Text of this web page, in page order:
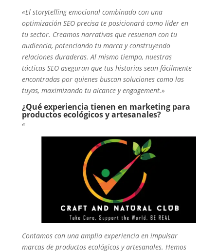
«El storytelling emocional combinado con una
optimización SEO precisa te posicionará como líder en
tu sector. Creamos narrativas que resuenan con tu
audiencia, potenciando tu marca y construyendo
relaciones duraderas. Al mismo tiempo, nuestras
tácticas SEO aseguran que tus historias sean fácilmente
encontradas por quienes buscan soluciones como las
tuyas, maximizando tu alcance y engagement.»
¿Qué experiencia tienen en marketing para
productos ecológicos y artesanales?
«
Contamos con una amplia experiencia en impulsar
marcas de productos ecológicos y artesanales. Hemos